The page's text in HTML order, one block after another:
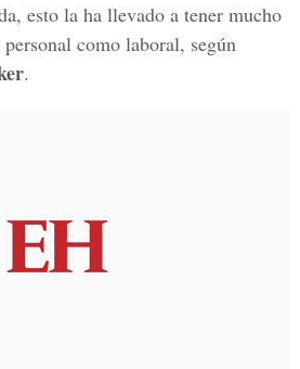
esto la ha llevado a tener mucho
como laboral, según
.